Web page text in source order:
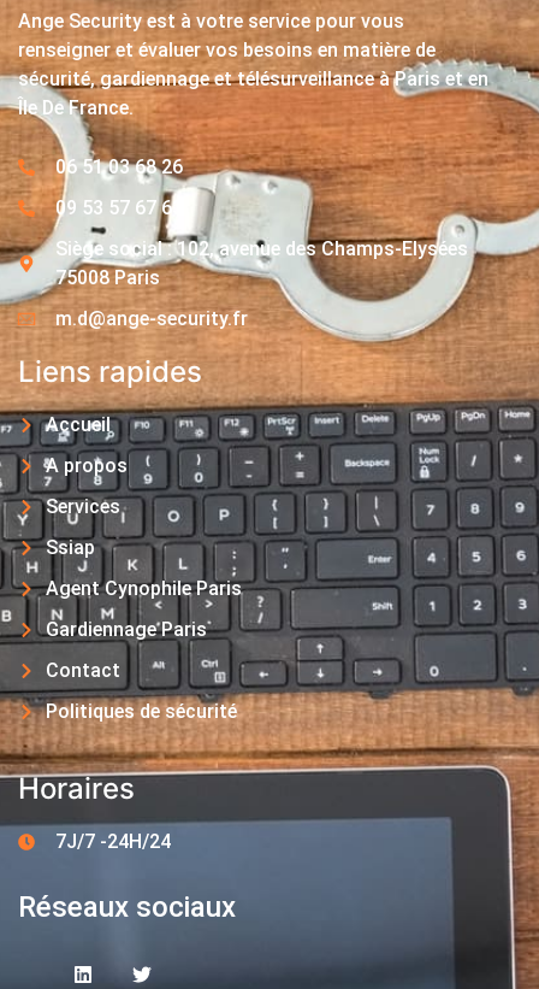
Ange Security est à votre service pour vous
renseigner et évaluer vos besoins en matière de
sécurité, gardiennage et télésurveillance à Paris et en
Île De France.
06 51 03 68 26
09 53 57 67 63
Siège social : 102, avenue des Champs-Elysées
75008 Paris
m.d@ange-security.fr
Liens rapides
Accueil
A propos
Services
Ssiap
Agent Cynophile Paris
Gardiennage Paris
Contact
Politiques de sécurité
Horaires
7J/7 -24H/24
Réseaux sociaux